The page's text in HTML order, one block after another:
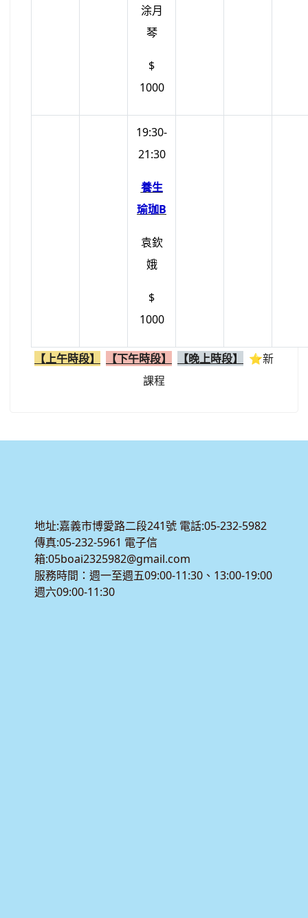
涂月
琴
$
1000
19:30-
21:30
養生
瑜珈B
袁欽
娥
$
1000
【上午時段】 【下午時段】 【晚上時段】
⭐新
課程
地址:嘉義市博愛路二段241號 電話:05-232-5982
傳真:05-232-5961 電子信
箱:05boai2325982@gmail.com
服務時間：週一至週五09:00-11:30、13:00-19:00
週六09:00-11:30